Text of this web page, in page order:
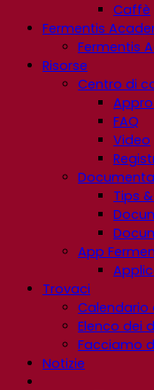
Caffè
Fermentis
Fermentis
Risorse
Centro di
FAQ
Video
Tips
App
Trovaci
Calendario
Elenco dei
Facciamo
Notizie